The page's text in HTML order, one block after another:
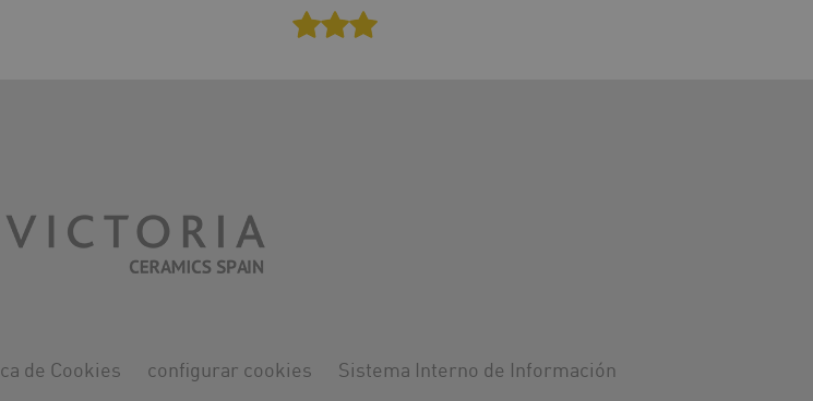
de Cookies configurar cookies Sistema Interno de Información